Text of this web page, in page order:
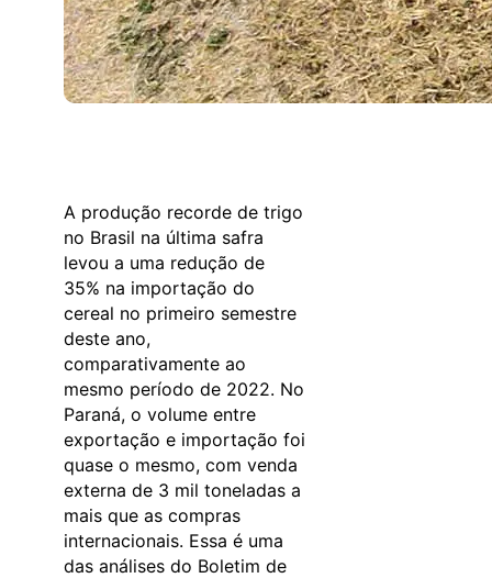
A produção recorde de trigo
no Brasil na última safra
levou a uma redução de
35% na importação do
cereal no primeiro semestre
deste ano,
comparativamente ao
mesmo período de 2022. No
Paraná, o volume entre
exportação e importação foi
quase o mesmo, com venda
externa de 3 mil toneladas a
mais que as compras
internacionais. Essa é uma
das análises do Boletim de